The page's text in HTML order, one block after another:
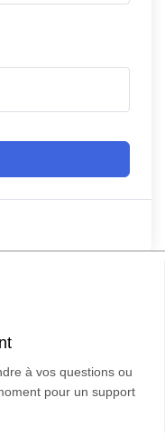
à vos questions ou
pour un support